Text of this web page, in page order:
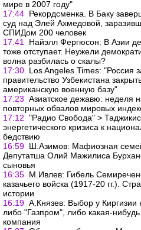
мире в 2007 году"
17:44 Рекордсменка. В Баку
суд над Элей Ахмедовой,
СПИДом 200 человек
17:41
Найэлл Фергюсон: В Азии
тоже отступает. Неужели
волна разбилась о скалы?
17:30 Los Angeles Times: "Россия
правительство Узбекистана
американскую военную базу"
17:23 Азиатское дежавю: неделя
повторных обвалов мировых
17:12 "Радио Свобода" >
энергетического кризиса к
бедствию
16:59 Ш.Азимов: Мафиозная
Депутатша Олий Мажилиса
сыновья
16:35 М.Ивлев: Гибель
казачьего войска (1917-20 гг.).
истории
16:19 А.Князев: Выбор у Киргизии
либо "Газпром", либо какая-нибудь
компания